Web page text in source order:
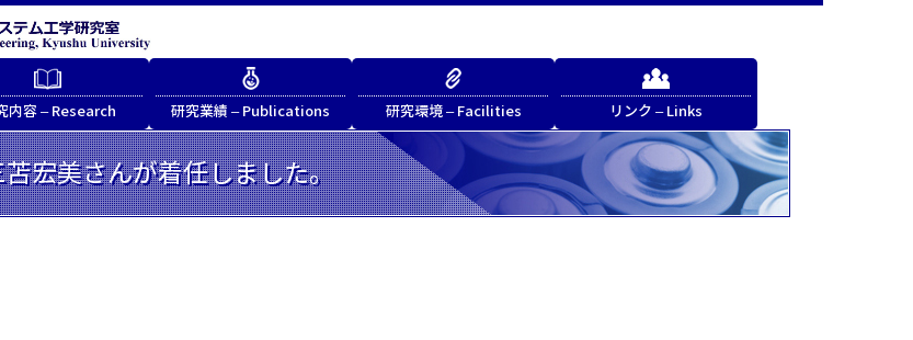
内容 – Research 研究業績 – Publications 研究環境 – Facilities リンク – Links
宏美さんが着任しました。